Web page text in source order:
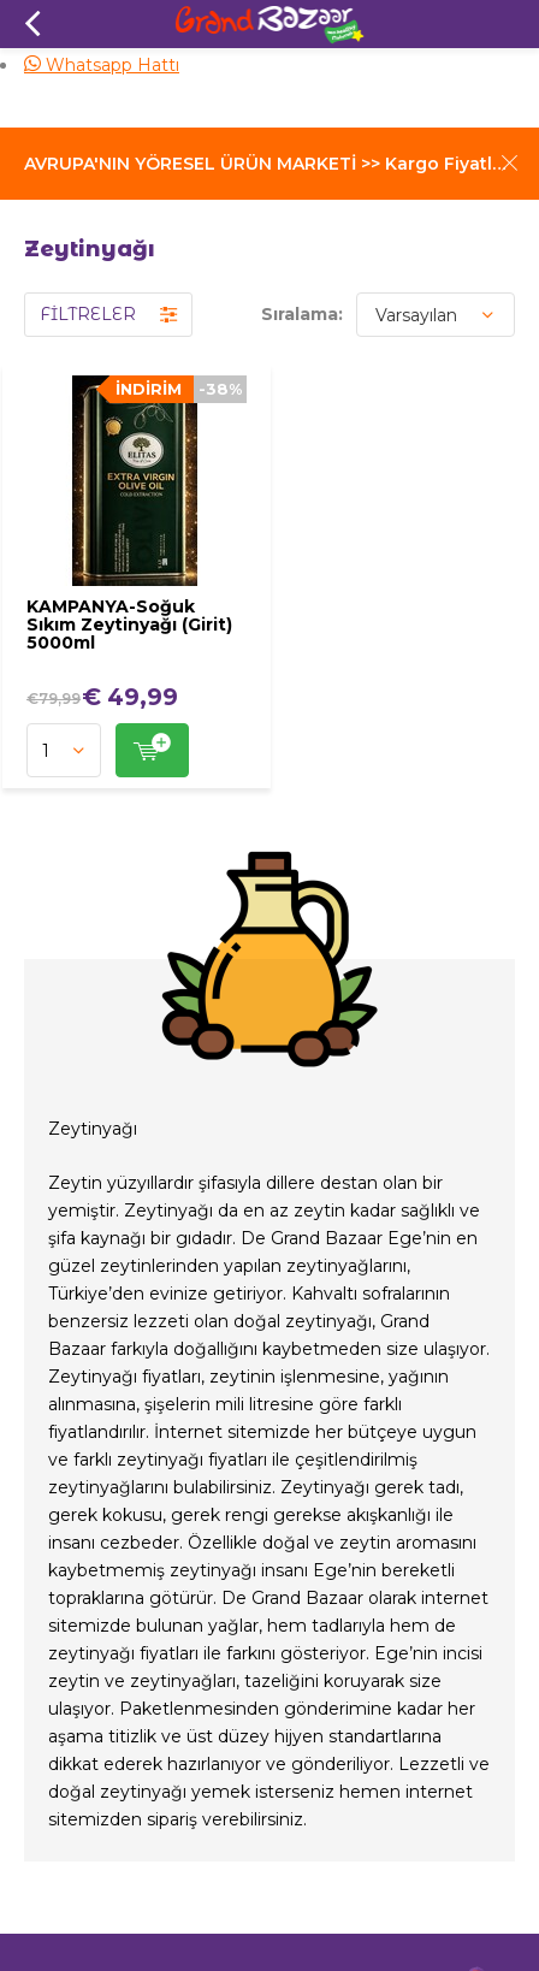
AVRUPA'NIN YÖRESEL ÜRÜN MARKETİ >> Kargo Fiyatları İçin Tıklayınız
Aynı Gün Kargo
Whatsapp Hattı
Zeytinyağı
FİLTRELER Sıralama:
KAMPANYA-Soğuk
Sıkım Zeytinyağı (Girit)
5000ml
-38%
İNDIRIM
€79,99€ 49,99
Zeytinyağı
Zeytin yüzyıllardır şifasıyla dillere destan olan bir
yemiştir. Zeytinyağı da en az zeytin kadar sağlıklı ve
şifa kaynağı bir gıdadır. De Grand Bazaar Ege’nin en
güzel zeytinlerinden yapılan zeytinyağlarını,
Türkiye’den evinize getiriyor. Kahvaltı sofralarının
benzersiz lezzeti olan doğal zeytinyağı, Grand
Bazaar farkıyla doğallığını kaybetmeden size ulaşıyor.
Zeytinyağı fiyatları, zeytinin işlenmesine, yağının
alınmasına, şişelerin mili litresine göre farklı
fiyatlandırılır. İnternet sitemizde her bütçeye uygun
ve farklı zeytinyağı fiyatları ile çeşitlendirilmiş
zeytinyağlarını bulabilirsiniz. Zeytinyağı gerek tadı,
gerek kokusu, gerek rengi gerekse akışkanlığı ile
insanı cezbeder. Özellikle doğal ve zeytin aromasını
kaybetmemiş zeytinyağı insanı Ege’nin bereketli
topraklarına götürür. De Grand Bazaar olarak internet
sitemizde bulunan yağlar, hem tadlarıyla hem de
zeytinyağı fiyatları ile farkını gösteriyor. Ege’nin incisi
zeytin ve zeytinyağları, tazeliğini koruyarak size
ulaşıyor. Paketlenmesinden gönderimine kadar her
aşama titizlik ve üst düzey hijyen standartlarına
dikkat ederek hazırlanıyor ve gönderiliyor. Lezzetli ve
doğal zeytinyağı yemek isterseniz hemen internet
sitemizden sipariş verebilirsiniz.